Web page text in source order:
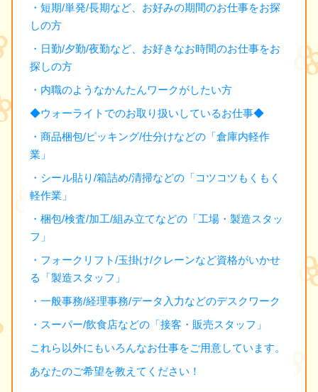
・短期/単発/長期など、お好みの期間のお仕事をお探
しの方
・日勤/夕勤/夜勤など、お好きなお時間のお仕事をお
探しの方
・内職のようなかんたんワークがしたい方
◆ウォーライトでのお取り扱いしているお仕事◆
・商品梱包/ピッキング/仕分けなどの「倉庫内軽作
業」
・シール貼り/箱詰め/清掃などの「コツコツもくもく
軽作業」
・梱包/検査/加工/組み立てなどの「工場・製造スタッ
フ」
・フォークリフト/玉掛け/クレーンなど資格がいかせ
る「製造スタッフ」
・一般事務/経理事務/データ入力などのデスクワーク
・スーパー/飲食店などの「接客・販売スタッフ」
これら以外にもいろんなお仕事をご用意しています。
あなたのご希望を教えてください！